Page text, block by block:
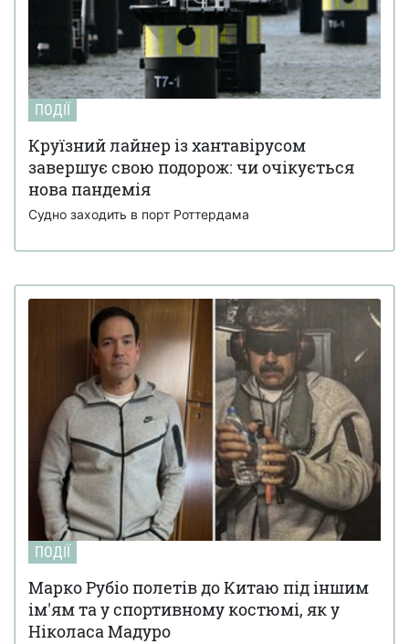
ПОДІЇ
Круїзний лайнер із хантавірусом
завершує свою подорож: чи очікується
нова пандемія
Судно заходить в порт Роттердама
ПОДІЇ
Марко Рубіо полетів до Китаю під іншим
ім'ям та у спортивному костюмі, як у
Ніколаса Мадуро